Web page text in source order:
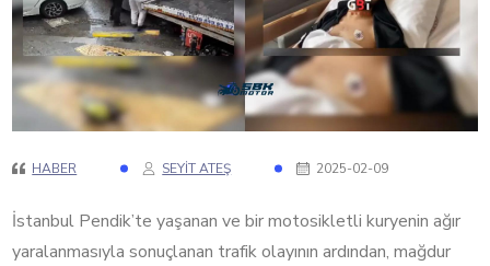
HABER SEYIT ATEŞ 2025-02-09
İstanbul Pendik’te yaşanan ve bir motosikletli kuryenin ağır
yaralanmasıyla sonuçlanan trafik olayının ardından, mağdur